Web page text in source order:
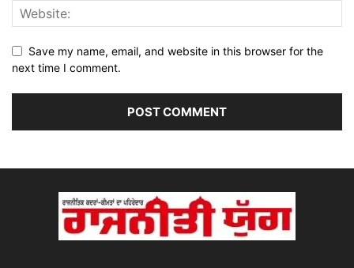
Save my name, email, and website in this browser for the
next time I comment.